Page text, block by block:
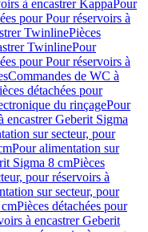
à encastrer KappaPour
pour Pour réservoirs à
TwinlinePièces
TwinlinePour
pour Pour réservoirs à
Commandes de WC à
détachées pour
du rinçagePour
encastrer Geberit Sigma
sur secteur, pour
Pour alimentation sur
Sigma 8 cmPièces
pour réservoirs à
sur secteur, pour
Pièces détachées pour
à encastrer Geberit